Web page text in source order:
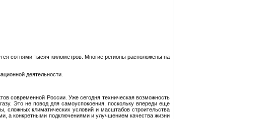
сотнями тысяч километров. Многие регионы расположены на
деятельности.
современной России. Уже сегодня техническая возможность
Это не повод для самоуспокоения, поскольку впереди еще
сложных климатических условий и масштабов строительства
а конкретными подключениями и улучшением качества жизни